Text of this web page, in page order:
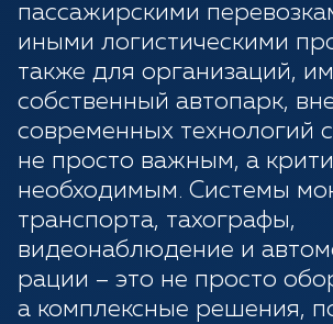
пассажирскими
иными логистическими
также для организаций,
собственный автопарк,
современных технологий
не просто важным, а
необходимым. Системы
транспорта, тахографы,
видеонаблюдение и
рации – это не просто
а комплексные решения,